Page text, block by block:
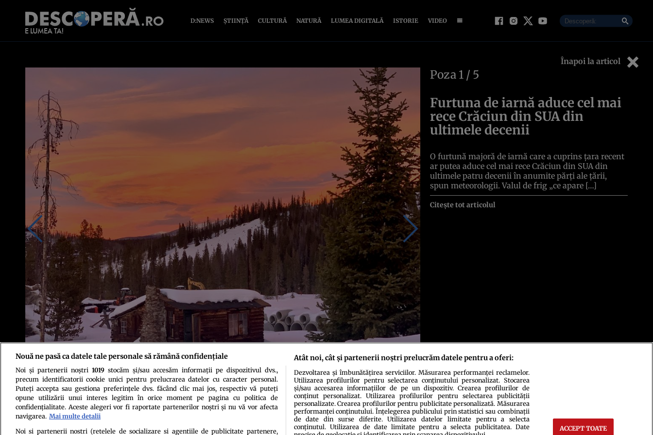
D:NEWS ȘTIINȚĂ CULTURĂ NATURĂ LUMEA DIGITALĂ ISTORIE VIDEO
Înapoi la articol
Foto: @Danielle Kelleher/Unsplash
Poza 1 / 5
Furtuna de iarnă aduce cel mai
rece Crăciun din SUA din
ultimele decenii
O furtună majoră de iarnă care a cuprins țara recent
ar putea aduce cel mai rece Crăciun din SUA din
ultimele patru decenii în anumite părți ale țării,
spun meteorologii. Valul de frig „ce apare […]
Citește tot articolul
Nouă ne pasă ca datele tale personale să rămână confidențiale
Noi și partenerii noștri 1019stocăm și/sau accesăm informații pe dispozitivul dvs.,
precum identificatorii cookie unici pentru prelucrarea datelor cu caracter personal.
Puteți accepta sau gestiona preferințele dvs. făcând clic mai jos, respectiv vă puteți
opune utilizării unui interes legitim în orice moment pe pagina cu politica de
confidențialitate. Aceste alegeri vor fi raportate partenerilor noștri și nu vă vor afecta
navigarea. Mai multe detalii
Noi si partenerii nostri (retelele de socializare si agentiile de publicitate partenere,
Atât noi, cât și partenerii noștri prelucrăm datele pentru a oferi:
Dezvoltarea și îmbunătățirea serviciilor. Măsurarea performanței reclamelor.
Utilizarea profilurilor pentru selectarea conținutului personalizat. Stocarea
și/sau accesarea informațiilor de pe un dispozitiv. Crearea profilurilor de
conținut personalizat. Utilizarea profilurilor pentru selectarea publicității
personalizate. Crearea profilurilor pentru publicitate personalizată. Măsurarea
performanței conținutului. Înțelegerea publicului prin statistici sau combinații
de date din surse diferite. Utilizarea datelor limitate pentru a selecta
conținutul. Utilizarea de date limitate pentru a selecta publicitatea. Date
ACCEPT TOATE